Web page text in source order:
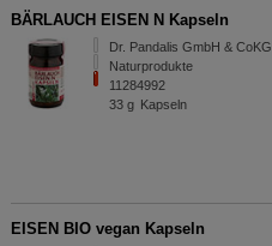
BÄRLAUCH EISEN N Kapseln
Dr. Pandalis GmbH & CoKG
Naturprodukte
11284992
33 g Kapseln
EISEN BIO vegan Kapseln